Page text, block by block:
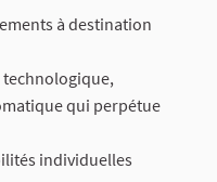
à destination
qui perpétue
individuelles